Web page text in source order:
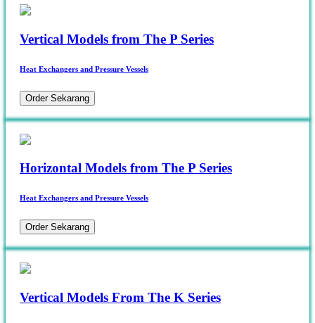
Vertical Models from The P Series
Heat Exchangers and Pressure Vessels
Order Sekarang
Horizontal Models from The P Series
Heat Exchangers and Pressure Vessels
Order Sekarang
Vertical Models From The K Series